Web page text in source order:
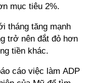
mục tiêu 2%.
tháng tăng mạnh
trở nên đắt đỏ hơn
tiền khác.
cáo việc làm ADP